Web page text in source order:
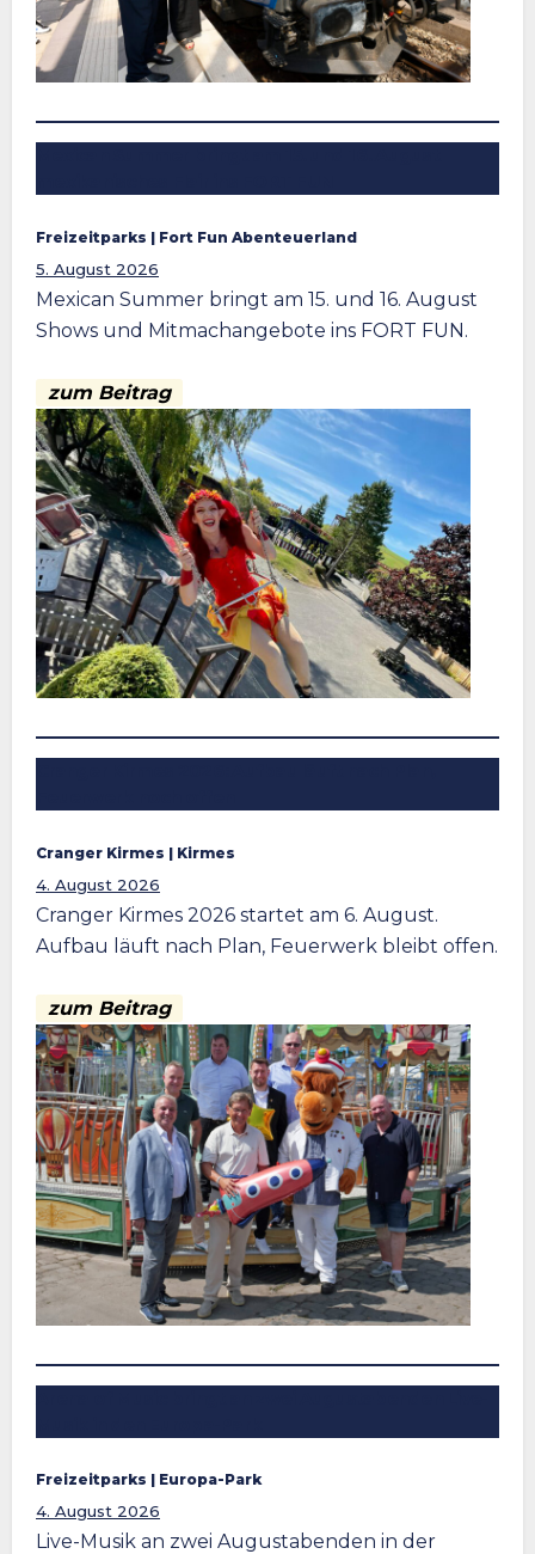
Freizeitparks | Fort Fun Abenteuerland
5. August 2026
Mexican Summer bringt am 15. und 16. August
Shows und Mitmachangebote ins FORT FUN.
zum Beitrag
Cranger Kirmes | Kirmes
4. August 2026
Cranger Kirmes 2026 startet am 6. August.
Aufbau läuft nach Plan, Feuerwerk bleibt offen.
zum Beitrag
Freizeitparks | Europa-Park
4. August 2026
Live-Musik an zwei Augustabenden in der